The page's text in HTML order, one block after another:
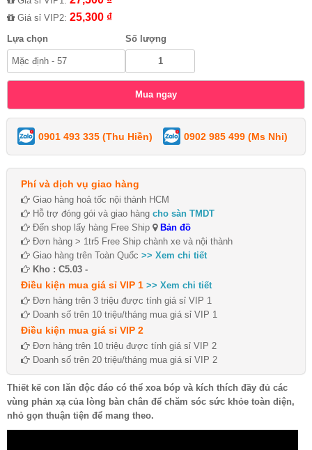
Giá sỉ VIP2: 25,300 ₫
Lựa chọn Số lượng
0901 493 335 (Thu Hiền) 0902 985 499 (Ms Nhi)
Phí và dịch vụ giao hàng
Giao hàng hoả tốc nội thành HCM
Hỗ trợ đóng gói và giao hàng cho sàn TMDT
Đến shop lấy hàng Free Ship
Bản đồ
Đơn hàng > 1tr5 Free Ship chành xe và nội thành
Giao hàng trên Toàn Quốc >> Xem chi tiết
Kho : C5.03 -
Điều kiện mua giá sỉ VIP 1 >> Xem chi tiết
Đơn hàng trên 3 triệu được tính giá sỉ VIP 1
Doanh số trên 10 triệu/tháng mua giá sỉ VIP 1
Điều kiện mua giá sỉ VIP 2
Đơn hàng trên 10 triệu được tính giá sỉ VIP 2
Doanh số trên 20 triệu/tháng mua giá sỉ VIP 2
Thiết kế con lăn độc đáo có thể xoa bóp và kích thích đầy đủ các
vùng phản xạ của lòng bàn chân để chăm sóc sức khỏe toàn diện,
nhỏ gọn thuận tiện để mang theo.